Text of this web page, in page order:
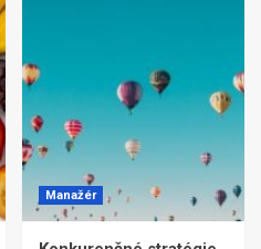
Manažér